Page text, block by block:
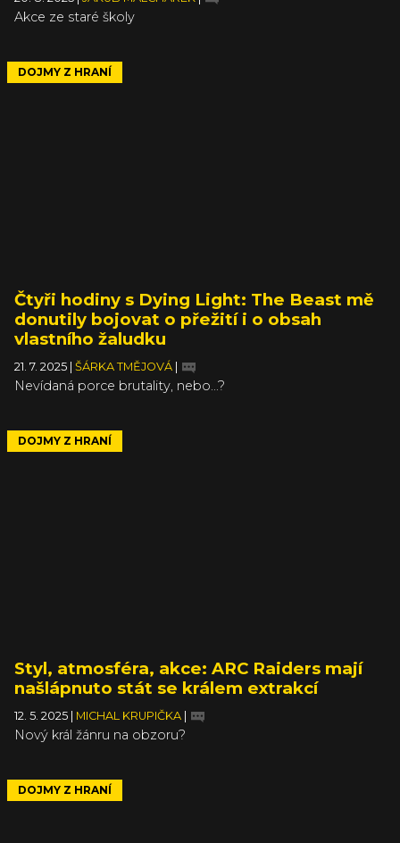
Akce ze staré školy
DOJMY Z HRANÍ
Čtyři hodiny s Dying Light: The Beast mě
donutily bojovat o přežití i o obsah
vlastního žaludku
21. 7. 2025 ŠÁRKA TMĚJOVÁ
Nevídaná porce brutality, nebo...?
DOJMY Z HRANÍ
Styl, atmosféra, akce: ARC Raiders mají
našlápnuto stát se králem extrakcí
12. 5. 2025 MICHAL KRUPIČKA
Nový král žánru na obzoru?
DOJMY Z HRANÍ